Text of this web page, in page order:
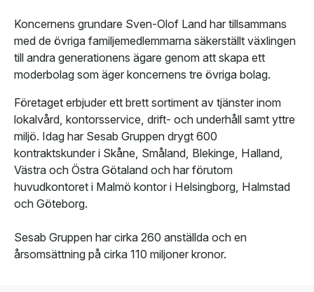
Koncernens grundare Sven-Olof Land har tillsammans
med de övriga familjemedlemmarna säkerställt växlingen
till andra generationens ägare genom att skapa ett
moderbolag som äger koncernens tre övriga bolag.
Företaget erbjuder ett brett sortiment av tjänster inom
lokalvård, kontorsservice, drift- och underhåll samt yttre
miljö. Idag har Sesab Gruppen drygt 600
kontraktskunder i Skåne, Småland, Blekinge, Halland,
Västra och Östra Götaland och har förutom
huvudkontoret i Malmö kontor i Helsingborg, Halmstad
och Göteborg.
Sesab Gruppen har cirka 260 anställda och en
årsomsättning på cirka 110 miljoner kronor.